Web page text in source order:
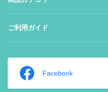
ご利用ガイド
Facebook